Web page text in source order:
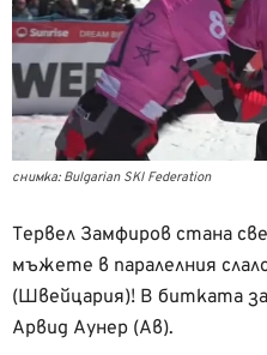
снимка: Bulgarian SKI Federation
Тервел Замфиров стана
мъжете в паралелния
(Швейцария)! В битката
Арвид Аунер (Ав).